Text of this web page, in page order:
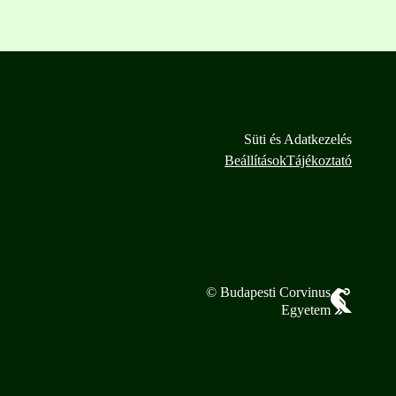
Süti és Adatkezelés
BeállításokTájékoztató
© Budapesti Corvinus
Egyetem